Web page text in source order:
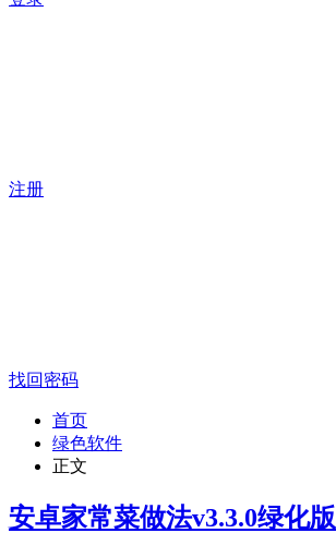
注册
找回密码
首页
绿色软件
正文
安卓家常菜做法v3.3.0绿化版